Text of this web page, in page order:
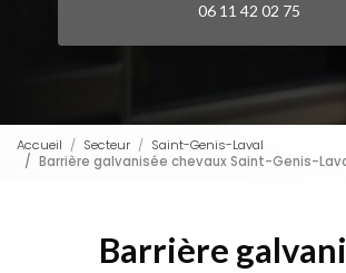
06 11 42 02 75
Accueil Secteur
Saint-Genis-Laval
Barrière galvanisée chevaux Saint-Genis-
Barrière